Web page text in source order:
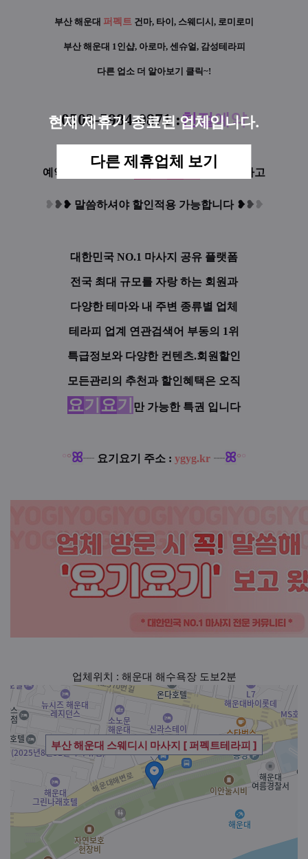
현재 제휴가 종료된 업체입니다.
다른 제휴업체 보기
부산 해운대 퍼펙트 건마, 타이, 스웨디시, 로미로미
부산 해운대 1인샵, 아로마, 센슈얼, 감성테라피
다른 업소 더 알아보기 클릭~!
0503-5984-0871:친절예약
예약&문의시 꼭! "요기요 기" 회원이라고
❥ ❥❥ 말씀하셔야 할인적용 가능합니다 ❥❥ ❥
대한민국 NO.1 마사지 공유 플랫폼
전국 최대 규모를 자랑 하는 회원과
다양한 테마와 내 주변 종류별 업체
테라피 업계 연관검색어 부동의 1위
특급정보와 다양한 컨텐츠.회원할인
모든관리의 추천과 할인혜택은 오직
요기 요기 만 가능한 특권 입니다
°°ꕤ┈ 요기요기 주소 : ygyg.kr ┈ꕤ°°
업체위치 : 해운대 해수욕장 도보2분
부산 해운대 스웨디시 마사지 [ 퍼펙트테라피 ]